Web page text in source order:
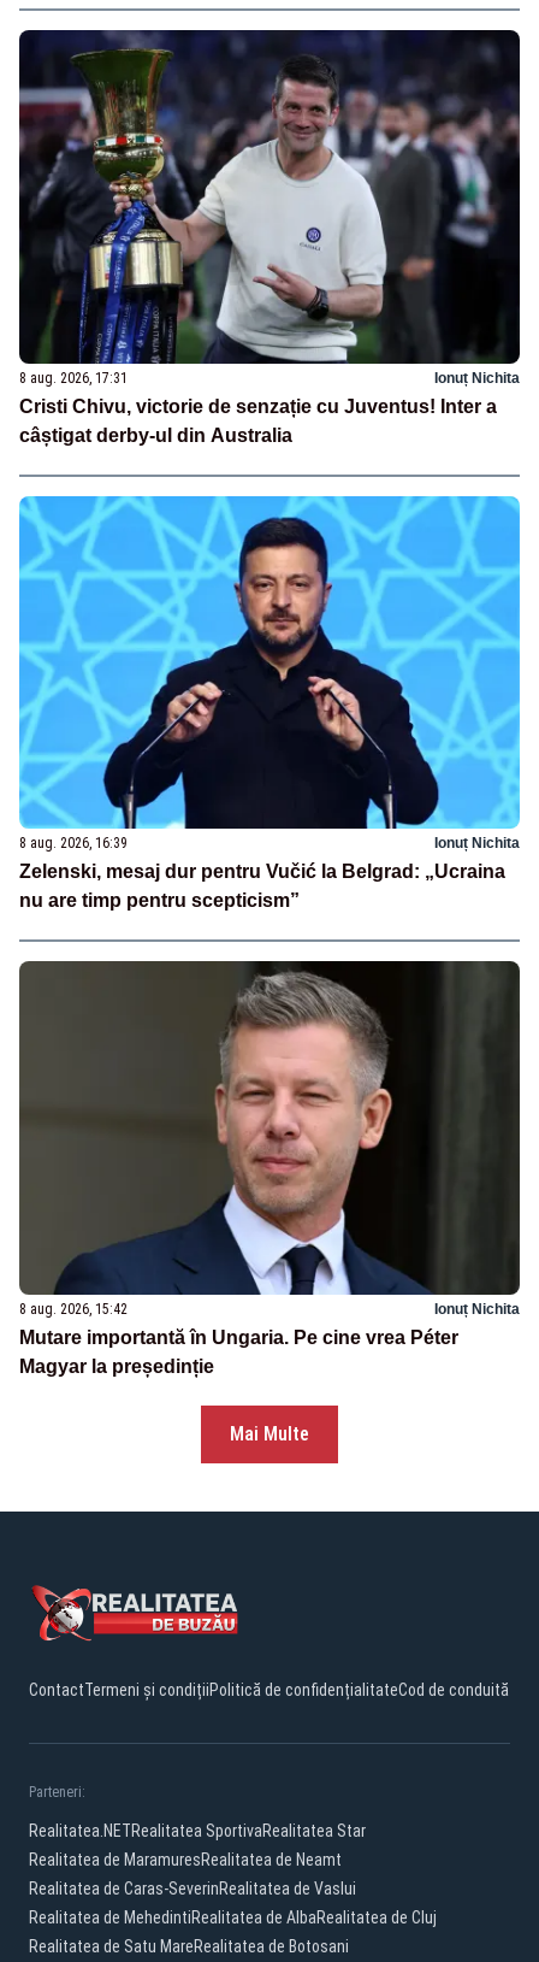
8 aug. 2026, 17:31 Ionuț Nichita
Cristi Chivu, victorie de senzație cu Juventus! Inter a
câștigat derby-ul din Australia
8 aug. 2026, 16:39 Ionuț Nichita
Zelenski, mesaj dur pentru Vučić la Belgrad: „Ucraina
nu are timp pentru scepticism”
8 aug. 2026, 15:42 Ionuț Nichita
Mutare importantă în Ungaria. Pe cine vrea Péter
Magyar la președinție
Mai Multe
ContactTermeni și condițiiPolitică de confidențialitateCod de conduită
Parteneri:
Realitatea.NETRealitatea SportivaRealitatea Star
Realitatea de MaramuresRealitatea de Neamt
Realitatea de Caras-SeverinRealitatea de Vaslui
Realitatea de MehedintiRealitatea de AlbaRealitatea de Cluj
Realitatea de Satu MareRealitatea de Botosani